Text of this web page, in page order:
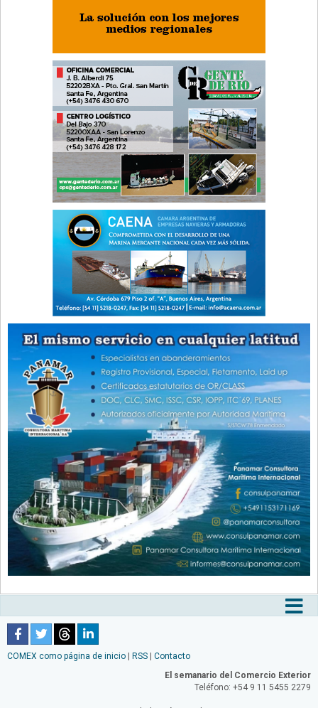
COMEX como página de inicio | RSS | Contacto
El semanario del Comercio Exterior
Teléfono: +54 9 11 5455 2279